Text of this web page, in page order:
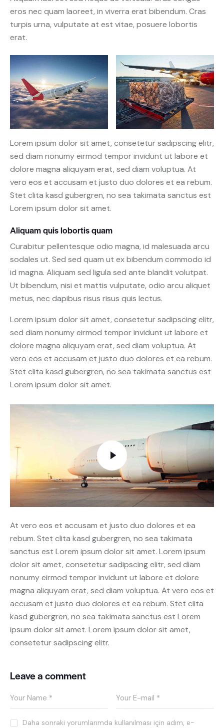
eros nec quam laoreet, in viverra erat bibendum. Cras
turpis urna, vulputate at est vitae, posuere lobortis
erat.
Lorem ipsum dolor sit amet, consetetur sadipscing elitr,
sed diam nonumy eirmod tempor invidunt ut labore et
dolore magna aliquyam erat, sed diam voluptua. At
vero eos et accusam et justo duo dolores et ea rebum.
Stet clita kasd gubergren, no sea takimata sanctus est
Lorem ipsum dolor sit amet.
Aliquam quis lobortis quam
Curabitur pellentesque odio magna, id malesuada arcu
sodales ut. Sed sed quam ut ex bibendum commodo id
id magna. Aliquam sed ligula sed ante blandit volutpat.
Ut bibendum, nisi et mattis vulputate, odio arcu aliquet
metus, nec dapibus risus risus quis lectus.
Lorem ipsum dolor sit amet, consetetur sadipscing elitr,
sed diam nonumy eirmod tempor invidunt ut labore et
dolore magna aliquyam erat, sed diam voluptua. At
vero eos et accusam et justo duo dolores et ea rebum.
Stet clita kasd gubergren, no sea takimata sanctus est
Lorem ipsum dolor sit amet.
At vero eos et accusam et justo duo dolores et ea
rebum. Stet clita kasd gubergren, no sea takimata
sanctus est Lorem ipsum dolor sit amet. Lorem ipsum
dolor sit amet, consetetur sadipscing elitr, sed diam
nonumy eirmod tempor invidunt ut labore et dolore
magna aliquyam erat, sed diam voluptua. At vero eos et
accusam et justo duo dolores et ea rebum. Stet clita
kasd gubergren, no sea takimata sanctus est Lorem
ipsum dolor sit amet. Lorem ipsum dolor sit amet,
consetetur sadipscing elitr.
Leave a comment
Daha sonraki yorumlarımda kullanılması için adım, e-